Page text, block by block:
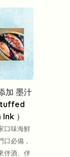
加 墨汁
）
口味海鮮
口必備，
伴酒、伴